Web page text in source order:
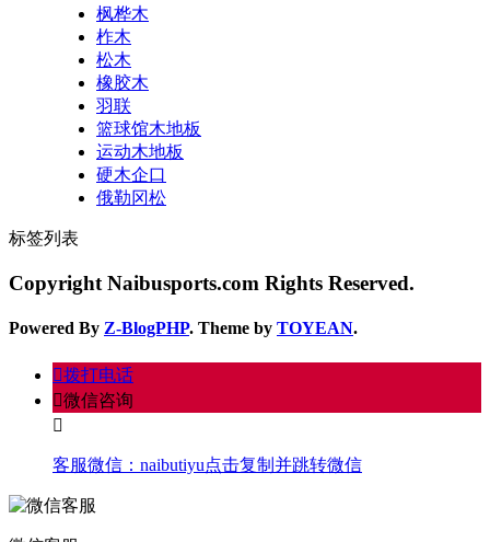
枫桦木
柞木
松木
橡胶木
羽联
篮球馆木地板
运动木地板
硬木企口
俄勒冈松
标签列表
Copyright Naibusports.com Rights Reserved.
Powered By Z-BlogPHP. Theme by TOYEAN.
󦁁拨打电话
󦘑微信咨询
󧁡
客服微信： naibutiyu点击复制并跳转微信